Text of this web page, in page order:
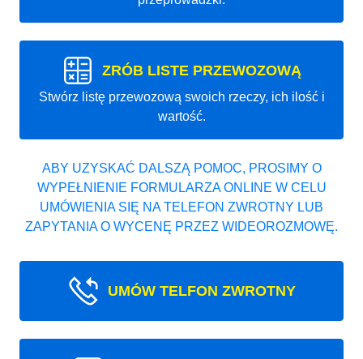
ZRÓB LISTE PRZEWOZOWĄ
Stwórz listę przewozową swoich rzeczy, ich ilość i
wartość.
ABY UZYSKAĆ DALSZĄ POMOC, PROSIMY O
WYPEŁNIENIE FORMULARZA ONLINE W CELU
UMÓWIENIA SIĘ NA TELEFON ZWROTNY LUB
ZAPYTANIA O WYCENĘ PRZEZ WIDEOROZMOWĘ.
UMÓW TELFON ZWROTNY